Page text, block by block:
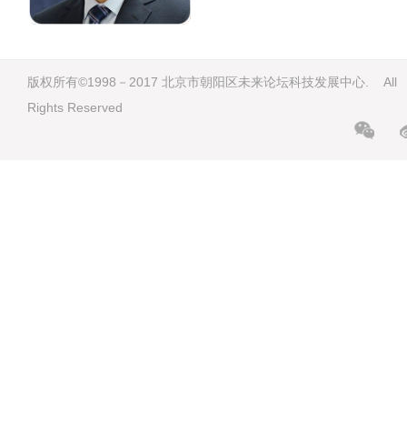
版权所有©1998－2017 北京市朝阳区未来论坛科技发展中心. All
Rights Reserved